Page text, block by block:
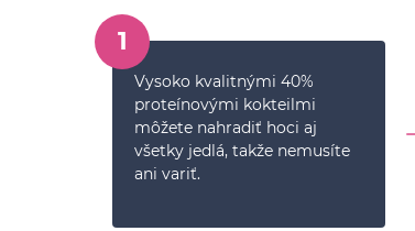
1
Vysoko kvalitnými 40%
proteínovými kokteilmi
môžete nahradiť hoci aj
všetky jedlá, takže nemusíte
ani variť.